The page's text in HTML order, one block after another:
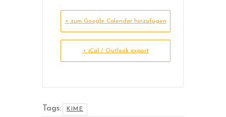
+ zum Google Calendar hinzufügen
+ iCal / Outlook export
Tags: KIME